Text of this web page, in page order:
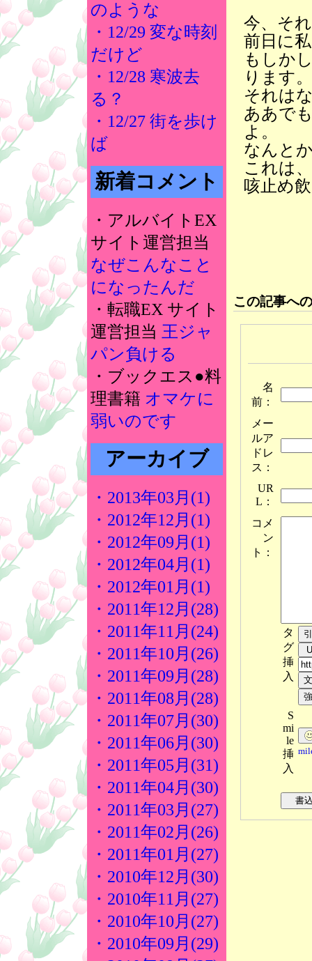
のような
・12/29 変な時刻
だけど
・12/28 寒波去
る？
・12/27 街を歩け
ば
新着コメント
・アルバイトEX
サイト運営担当
なぜこんなこと
になったんだ
・転職EX サイト
運営担当 王ジャ
パン負ける
・ブックエス●料
理書籍 オマケに
弱いのです
アーカイブ
・2013年03月(1)
・2012年12月(1)
・2012年09月(1)
・2012年04月(1)
・2012年01月(1)
・2011年12月(28)
・2011年11月(24)
・2011年10月(26)
・2011年09月(28)
・2011年08月(28)
・2011年07月(30)
・2011年06月(30)
・2011年05月(31)
・2011年04月(30)
・2011年03月(27)
・2011年02月(26)
・2011年01月(27)
・2010年12月(30)
・2010年11月(27)
・2010年10月(27)
・2010年09月(29)
今、そ
前日に
もしか
ります。
それは
ああで
よ。
なんと
これは
咳止め
この記事へ
名
前：
メー
ルア
ドレ
ス：
UR
L：
コメ
ン
ト：
タ
グ
挿
入
S
mi
le
挿
入